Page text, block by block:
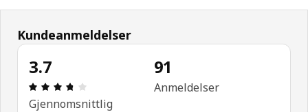
Kundeanmeldelser
3.7
Produktomtale: 3.7 ingen kundevurdering 5
Gjennomsnittlig
91
Anmeldelser